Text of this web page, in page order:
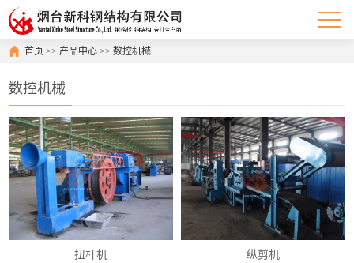
首页 >>产品中心 >>数控机械
数控机械
扭杆机 纵剪机